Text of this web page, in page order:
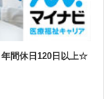
年間休日120日以上☆